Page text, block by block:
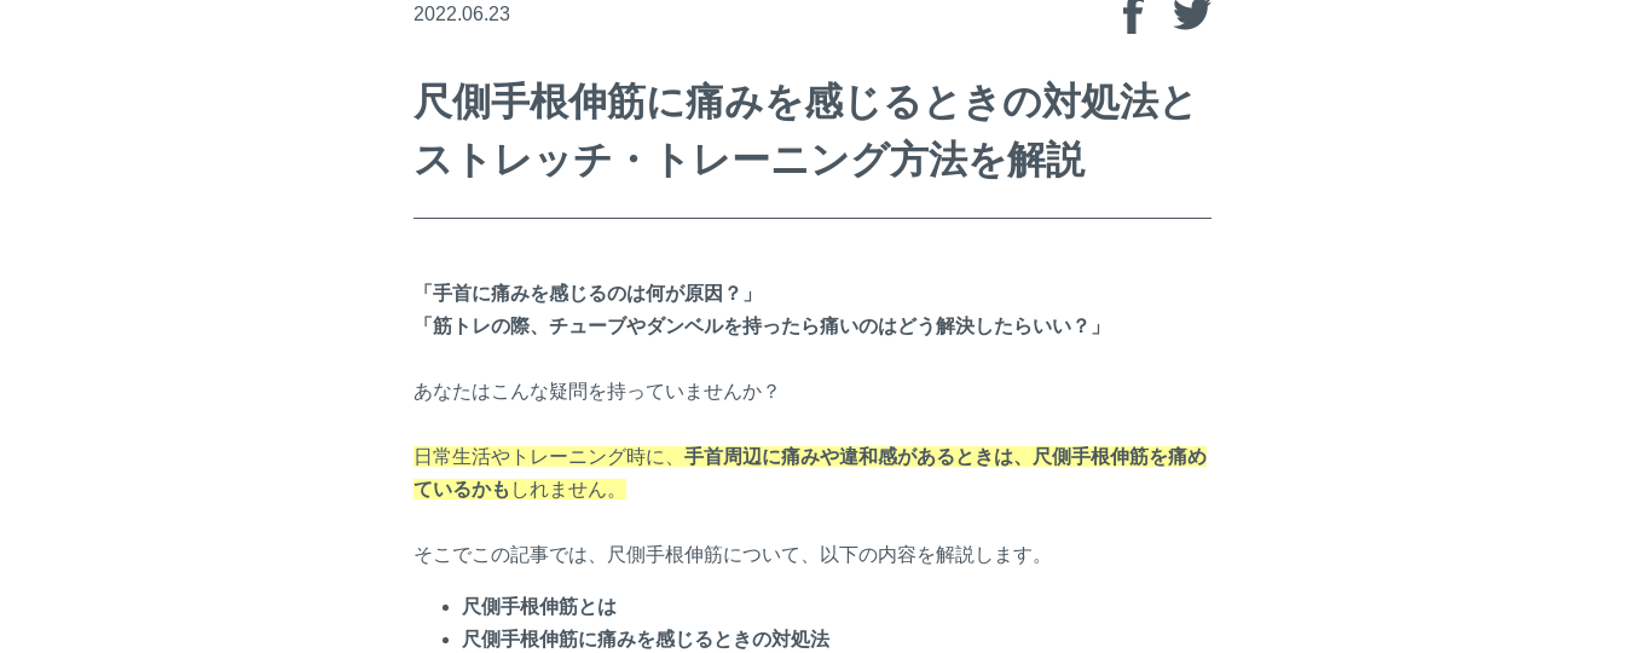
2022.06.23
尺側手根伸筋に痛みを感じるときの対処法と
ストレッチ・トレーニング方法を解説
「手首に痛みを感じるのは何が原因？」
「筋トレの際、チューブやダンベルを持ったら痛いのはどう解決したらいい？」
あなたはこんな疑問を持っていませんか？
日常生活やトレーニング時に、 手首周辺に痛みや違和感があるときは、尺側手根伸筋を痛め
ているかも しれません。
そこでこの記事では、尺側手根伸筋について、以下の内容を解説します。
尺側手根伸筋とは
尺側手根伸筋に痛みを感じるときの対処法